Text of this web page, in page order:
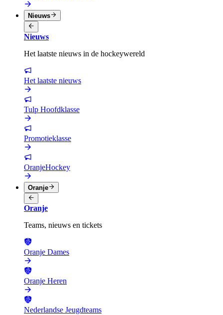
Nieuws
Nieuws
Het laatste nieuws in de hockeywereld
Het laatste nieuws
Tulp Hoofdklasse
Promotieklasse
OranjeHockey
Oranje
Oranje
Teams, nieuws en tickets
Oranje Dames
Oranje Heren
Nederlandse Jeugdteams